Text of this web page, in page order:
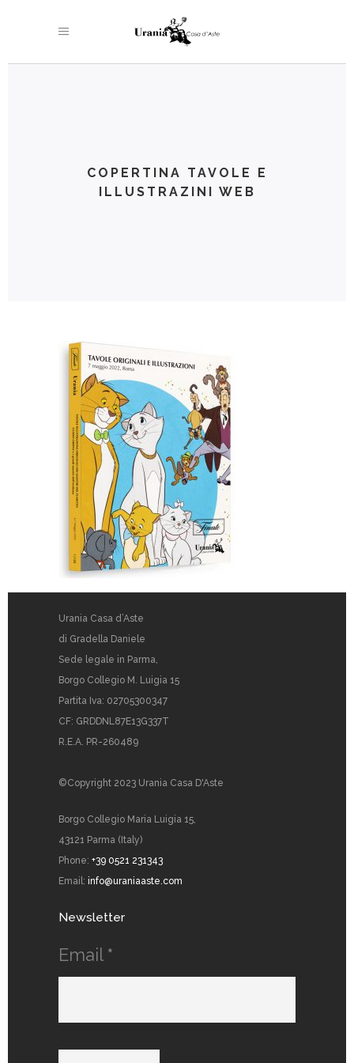
COPERTINA TAVOLE E
ILLUSTRAZINI WEB
Urania Casa d’Aste
di Gradella Daniele
Sede legale in Parma,
Borgo Collegio M. Luigia 15
Partita Iva: 02705300347
CF: GRDDNL87E13G337T
R.E.A. PR-260489
©Copyright 2023 Urania Casa D'Aste
Borgo Collegio Maria Luigia 15,
43121 Parma (Italy)
Phone: +39 0521 231343
Email: info@uraniaaste.com
Newsletter
Email *